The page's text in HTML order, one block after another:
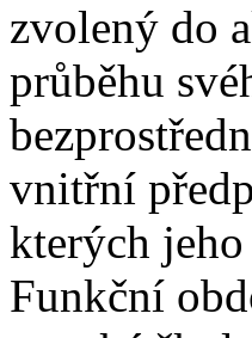
zvolený do
průběhu
vnitřní
kterých
Funkční